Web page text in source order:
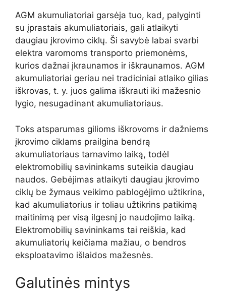
AGM akumuliatoriai garsėja tuo, kad, palyginti
su įprastais akumuliatoriais, gali atlaikyti
daugiau įkrovimo ciklų. Ši savybė labai svarbi
elektra varomoms transporto priemonėms,
kurios dažnai įkraunamos ir iškraunamos. AGM
akumuliatoriai geriau nei tradiciniai atlaiko gilias
iškrovas, t. y. juos galima iškrauti iki mažesnio
lygio, nesugadinant akumuliatoriaus.
Toks atsparumas gilioms iškrovoms ir dažniems
įkrovimo ciklams prailgina bendrą
akumuliatoriaus tarnavimo laiką, todėl
elektromobilių savininkams suteikia daugiau
naudos. Gebėjimas atlaikyti daugiau įkrovimo
ciklų be žymaus veikimo pablogėjimo užtikrina,
kad akumuliatorius ir toliau užtikrins patikimą
maitinimą per visą ilgesnį jo naudojimo laiką.
Elektromobilių savininkams tai reiškia, kad
akumuliatorių keičiama mažiau, o bendros
eksploatavimo išlaidos mažesnės.
Galutinės mintys